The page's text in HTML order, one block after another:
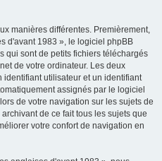
manières différentes. Premièrement,
d'avant 1983 », le logiciel phpBB
qui sont de petits fichiers téléchargés
de votre ordinateur. Les deux
identifiant utilisateur et un identifiant
assignés par le logiciel
de votre navigation sur les sujets de
de ce fait tous les sujets que
votre confort de navigation en